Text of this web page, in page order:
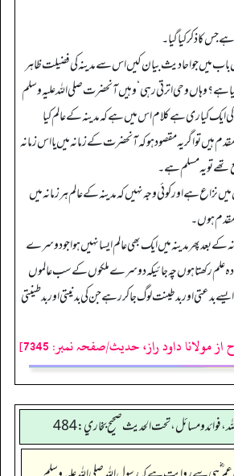
جس کا ذکر کیا گیا۔
میں جو احادیث بیان کیں اس سے مدینہ کی فضیلت ظاہر
وہاں وحی اترتی رہی‘ وہیں آنحضرت صلی اللہ علیہ وسلم
ایک کیاری ہے کلام اس میں ہے کہ مدینہ کے عالم کیا
تو اگر یہ مقصود ہو کہ آنحضرت کے زمانہ میں یا اس زمانہ
تھے تو یہ مسلم ہے۔
میں نزاع ہے اور کوئی وجہ نہیں کہ مدینہ کے عالم ہر زمانہ میں
ہوں۔
کے بعد پھر مدینہ میں ایک بھی عالم ایسا نہیں ہوا جو دوسرے
علم رکھتا ہوں چہ جائیکہ دوسرے ملکوں کے سب عالموں
بدعتی اور بد طینت لوگ جا کر رہے جن کی بد نیتی اور بد طینتی
داود راز، حدیث/صفحہ نمبر: 7345]
فوائد و مسائل، تحت الحديث صحيح بخاري:484